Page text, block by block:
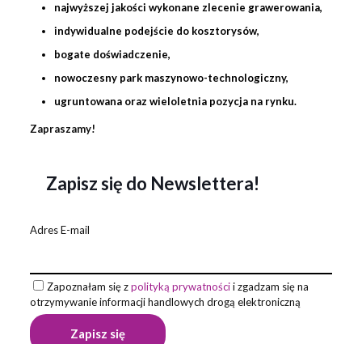
najwyższej jakości wykonane zlecenie grawerowania,
indywidualne podejście do kosztorysów,
bogate doświadczenie,
nowoczesny park maszynowo-technologiczny,
ugruntowana oraz wieloletnia pozycja na rynku.
Zapraszamy!
Zapisz się do Newslettera!
Adres E-mail
Zapoznałam się zpolityką prywatnościi zgadzam się na
otrzymywanie informacji handlowych drogą elektroniczną